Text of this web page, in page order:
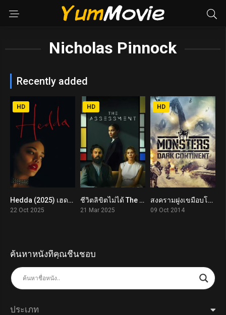
Nicholas Pinnock
Recently added
5.7
HD
Hedda (2025) เฮดดา
22 Oct 2025
6.7
HD
ชีวิตลิขิตไม่ได้ The Assessment (2025)
21 Mar 2025
4.3
HD
สงครามฝูงเขมือบโลก Monsters: Dark Continent (2014)
09 Oct 2014
ค้นหาหนังที่คุณชื่นชอบ
ประเภท